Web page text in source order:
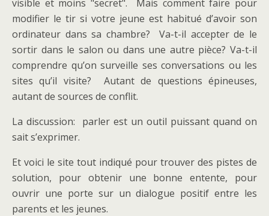
visible et moins "secret". Mais comment faire pour
modifier le tir si votre jeune est habitué d’avoir son
ordinateur dans sa chambre? Va-t-il accepter de le
sortir dans le salon ou dans une autre pièce? Va-t-il
comprendre qu’on surveille ses conversations ou les
sites qu’il visite? Autant de questions épineuses,
autant de sources de conflit.
La discussion: parler est un outil puissant quand on
sait s’exprimer.
Et voici le site tout indiqué pour trouver des pistes de
solution, pour obtenir une bonne entente, pour
ouvrir une porte sur un dialogue positif entre les
parents et les jeunes.